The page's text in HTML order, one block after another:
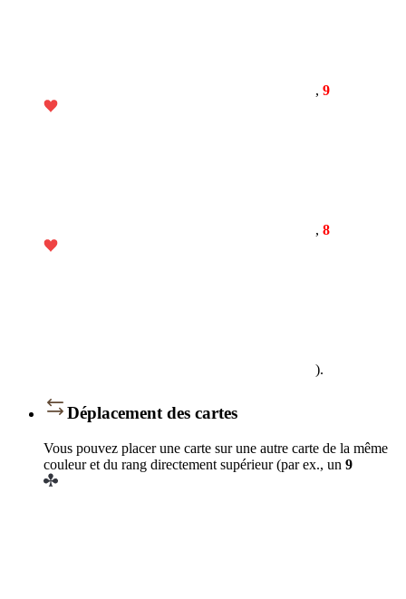
, 9
, 8
).
Déplacement des cartes
Vous pouvez placer une carte sur une autre carte de la même
couleur et du rang directement supérieur (par ex., un 9